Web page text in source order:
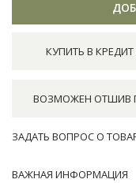
КУПИТЬ В
ВОЗМОЖЕН ОТШИВ
ЗАДАТЬ ВОПРОС О
ВАЖНАЯ ИНФОРМАЦИЯ